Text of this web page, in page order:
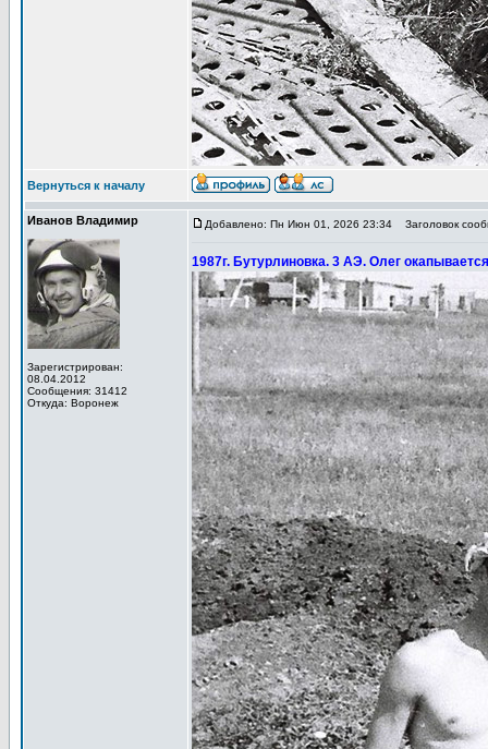
Вернуться к началу
Иванов Владимир
Зарегистрирован:
08.04.2012
Сообщения: 31412
Откуда: Воронеж
Добавлено: Пн Июн 01, 2026 23:34 Заголовок
1987г. Бутурлиновка. 3 АЭ. Олег